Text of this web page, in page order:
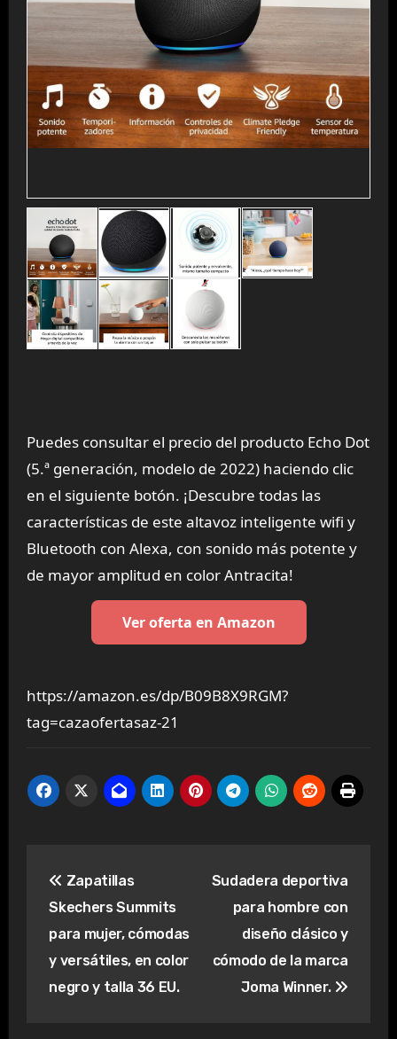
Puedes consultar el precio del producto Echo Dot
(5.ª generación, modelo de 2022) haciendo clic
en el siguiente botón. ¡Descubre todas las
características de este altavoz inteligente wifi y
Bluetooth con Alexa, con sonido más potente y
de mayor amplitud en color Antracita!
Ver oferta en Amazon
https://amazon.es/dp/B09B8X9RGM?
tag=cazaofertasaz-21
de
entradas
Zapatillas
Skechers Summits
para mujer, cómodas
y versátiles, en color
negro y talla 36 EU.
Sudadera deportiva
para hombre con
diseño clásico y
cómodo de la marca
Joma Winner.